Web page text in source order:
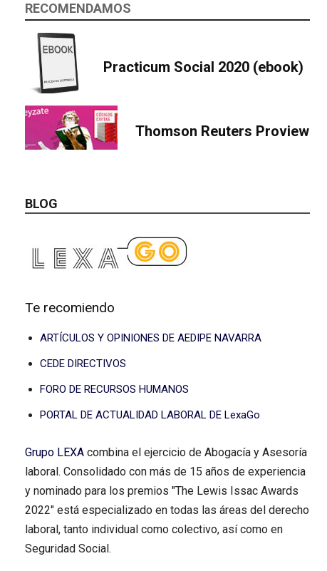
RECOMENDAMOS
Practicum Social 2020 (ebook)
Thomson Reuters Proview
BLOG
Te recomiendo
ARTÍCULOS Y OPINIONES DE AEDIPE NAVARRA
CEDE DIRECTIVOS
FORO DE RECURSOS HUMANOS
PORTAL DE ACTUALIDAD LABORAL DE LexaGo
Grupo LEXA combina el ejercicio de Abogacía y Asesoría
laboral. Consolidado con más de 15 años de experiencia
y nominado para los premios "The Lewis Issac Awards
2022" está especializado en todas las áreas del derecho
laboral, tanto individual como colectivo, así como en
Seguridad Social.